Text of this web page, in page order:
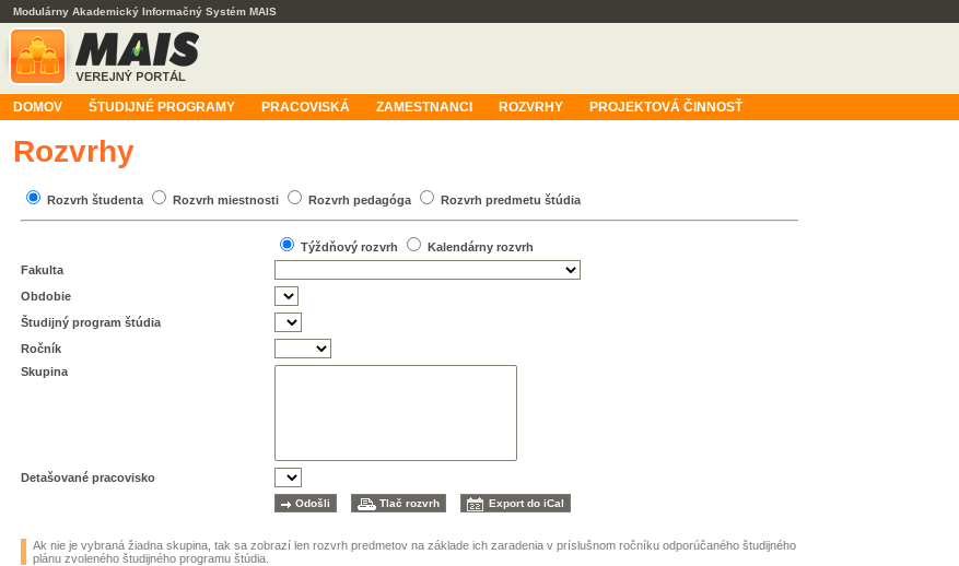
Modulárny Akademický Informačný Systém MAIS
DOMOV ŠTUDIJNÉ PROGRAMY PRACOVISKÁ ZAMESTNANCI ROZVRHY PROJEKTOVÁ ČINNOSŤ
Rozvrhy
Rozvrh študenta Rozvrh miestnosti Rozvrh pedagóga Rozvrh predmetu štúdia
Týždňový rozvrh
Kalendárny rozvrh
Fakulta
Obdobie
Študijný program štúdia
Ročník
Skupina
Detašované pracovisko
Ak nie je vybraná žiadna skupina, tak sa zobrazí len rozvrh predmetov na základe ich zaradenia v príslušnom ročníku odporúčaného študijného
plánu zvoleného študijného programu štúdia.